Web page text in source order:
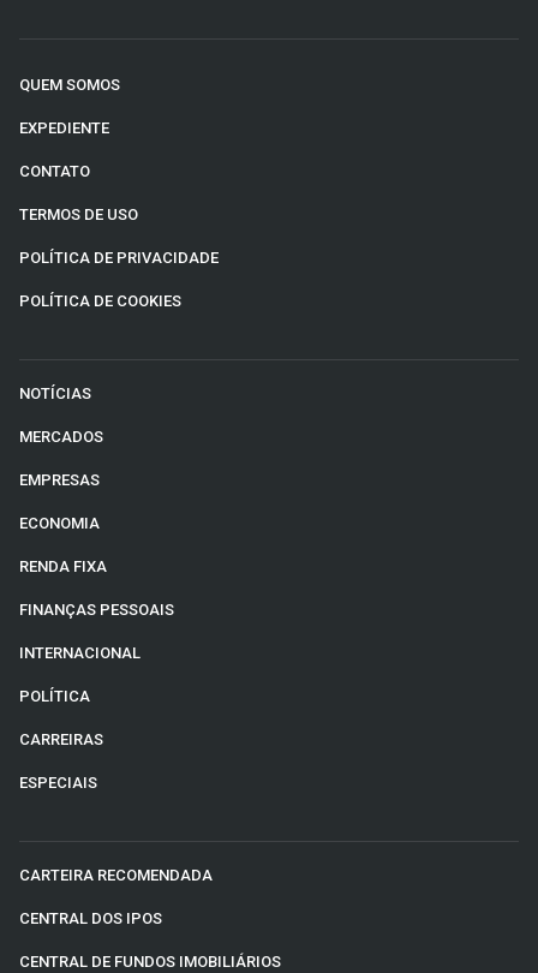
QUEM SOMOS
EXPEDIENTE
CONTATO
TERMOS DE USO
POLÍTICA DE PRIVACIDADE
POLÍTICA DE COOKIES
NOTÍCIAS
MERCADOS
EMPRESAS
ECONOMIA
RENDA FIXA
FINANÇAS PESSOAIS
INTERNACIONAL
POLÍTICA
CARREIRAS
ESPECIAIS
CARTEIRA RECOMENDADA
CENTRAL DOS IPOS
CENTRAL DE FUNDOS IMOBILIÁRIOS